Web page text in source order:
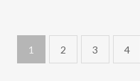
1 2 3 4